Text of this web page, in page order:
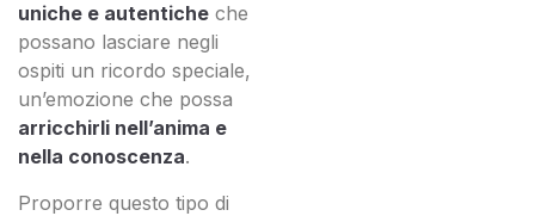
uniche e autentiche che
possano lasciare negli
ospiti un ricordo speciale,
un’emozione che possa
arricchirli nell’anima e
nella conoscenza.
Proporre questo tipo di